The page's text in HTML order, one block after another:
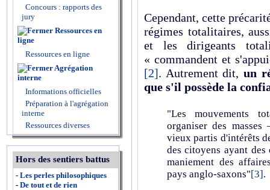
Concours : rapports des
jury
Ressources en
ligne
Ressources en ligne
Agrégation
interne
Informations officielles
Préparation à l'agrégation
interne
Ressources diverses
Hors des sentiers battus
- Les perles philosophiques
- De tout et de rien
Cependant, cette
régimes totalitaires,
et les dirigeants
« commandent et
[2]. Autrement dit, un
que s'il possède la
"Les mouvements
organiser des
vieux partis d'intérêts
des citoyens ayant
maniement des
pays anglo-saxons"[3].